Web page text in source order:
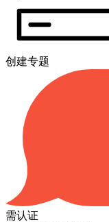
创建专题
需认证